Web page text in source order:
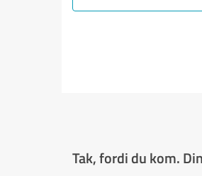
Tak, fordi du kom.